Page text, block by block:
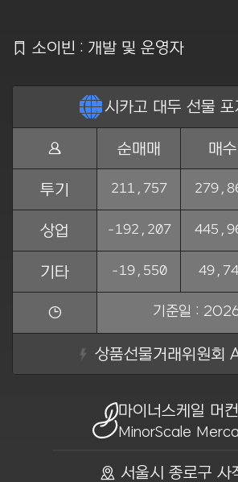
Ẍ 소이빈 : 개발 및 운영자
ẵ시카고 대두 선물 포
Ṅ 순매매 매수
투기 211,757
상업 -192,207
기타 -19,550
ẏ 기준일 :
상품선물거래위원회
마이너스케일 머
MinorScale
ồ 서울시 종로구 사